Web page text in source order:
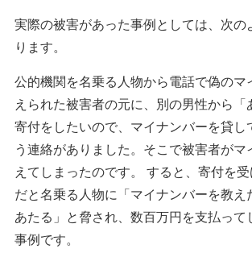
実際の被害があった事例としては、次の
ります。
公的機関を名乗る人物から電話で偽のマ
えられた被害者の元に、別の男性から「
寄付をしたいので、マイナンバーを貸し
う連絡がありました。そこで被害者がマ
えてしまったのです。 すると、寄付を
だと名乗る人物に「マイナンバーを教え
あたる」と脅され、数百万円を支払って
事例です。